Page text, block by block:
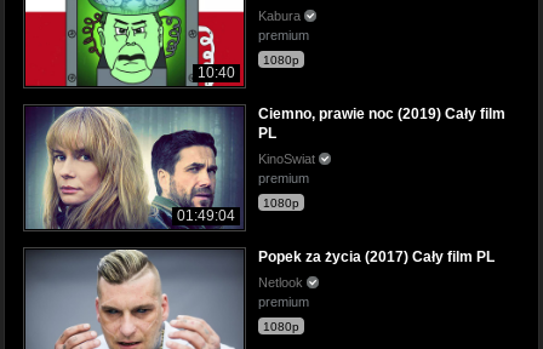
10:40
Kabura
premium
1080p
01:49:04
Ciemno, prawie noc (2019) Cały film
PL
KinoSwiat
premium
1080p
Popek za życia (2017) Cały film PL
Netlook
premium
1080p